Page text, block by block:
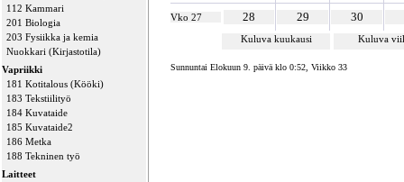
112 Kammari
201 Biologia
203 Fysiikka ja kemia
Nuokkari (Kirjastotila)
Vapriikki
181 Kotitalous (Kööki)
183 Tekstiilityö
184 Kuvataide
185 Kuvataide2
186 Metka
188 Tekninen työ
Laitteet
Vko 27 28 29 30
Kuluva kuukausi Kuluva
Sunnuntai Elokuun 9. päivä klo 0:52, Viikko 33